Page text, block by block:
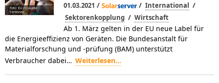
Foto: EU / Claudio
Centonze
01.03.2021 / / International /
Sektorenkopplung / Wirtschaft
Ab 1. März gelten in der EU neue Label für
die Energieeffizienz von Geräten. Die Bundesanstalt für
Materialforschung und -prüfung (BAM) unterstützt
Verbraucher dabei… Weiterlesen...